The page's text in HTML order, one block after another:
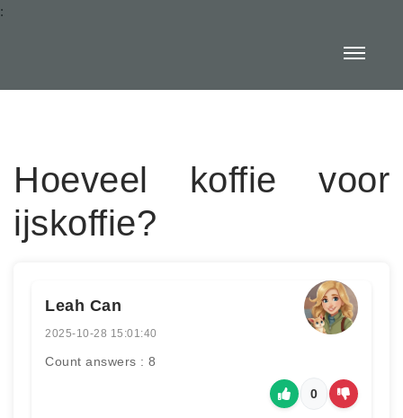
:
Hoeveel koffie voor
ijskoffie?
Leah Can
2025-10-28 15:01:40
Count answers : 8
0